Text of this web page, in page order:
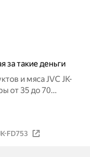
Вт
за такие деньги
и мяса JVC JK-
от 35 до 70
Вт
FD753